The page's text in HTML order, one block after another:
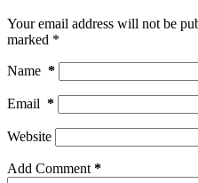
Your email address will not be
marked *
Name *
Email *
Website
Add Comment *